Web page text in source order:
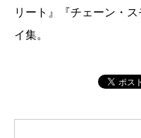
リート』『チェーン・
イ集。